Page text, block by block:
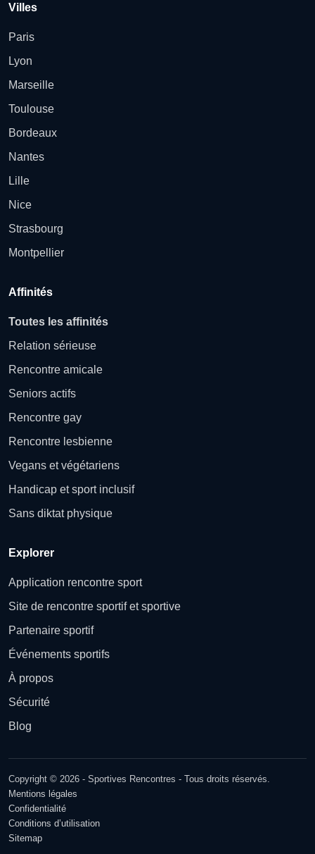
Villes
Paris
Lyon
Marseille
Toulouse
Bordeaux
Nantes
Lille
Nice
Strasbourg
Montpellier
Affinités
Toutes les affinités
Relation sérieuse
Rencontre amicale
Seniors actifs
Rencontre gay
Rencontre lesbienne
Vegans et végétariens
Handicap et sport inclusif
Sans diktat physique
Explorer
Application rencontre sport
Site de rencontre sportif et sportive
Partenaire sportif
Événements sportifs
À propos
Sécurité
Blog
Copyright © 2026 - Sportives Rencontres - Tous droits réservés.
Mentions légales
Confidentialité
Conditions d’utilisation
Sitemap